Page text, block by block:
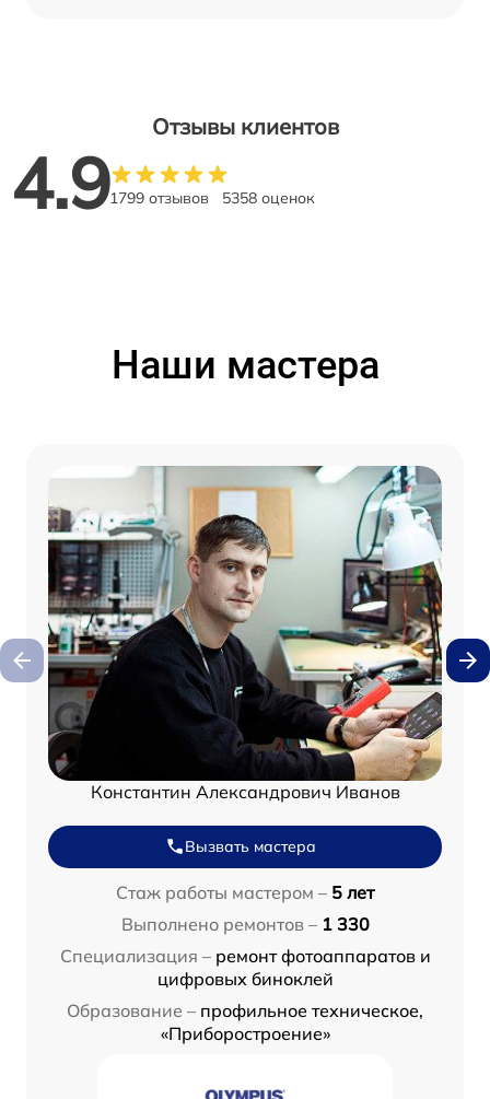
Отзывы клиентов
4.91799 отзывов 5358 оценок
Наши мастера
Константин Александрович Иванов
Вызвать мастера
Стаж работы мастером – 5 лет
Выполнено ремонтов – 1 330
Специализация – ремонт фотоаппаратов и
цифровых биноклей
Образование – профильное техническое,
«Приборостроение»